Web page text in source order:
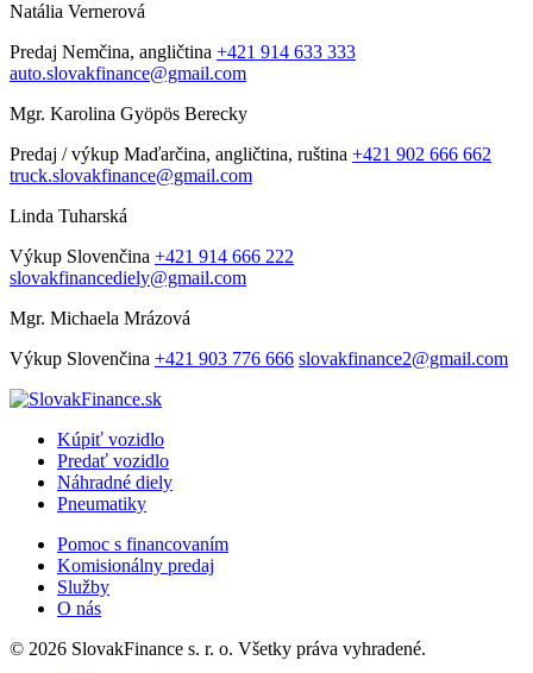
Natália Vernerová
Predaj Nemčina, angličtina +421 914 633 333
auto.slovakfinance@gmail.com
Mgr. Karolina Gyöpös Berecky
Predaj / výkup Maďarčina, angličtina, ruština +421 902 666 662
truck.slovakfinance@gmail.com
Linda Tuharská
Výkup Slovenčina +421 914 666 222
slovakfinancediely@gmail.com
Mgr. Michaela Mrázová
Výkup Slovenčina +421 903 776 666 slovakfinance2@gmail.com
Kúpiť vozidlo
Predať vozidlo
Náhradné diely
Pneumatiky
Pomoc s financovaním
Komisionálny predaj
Služby
O nás
© 2026 SlovakFinance s. r. o. Všetky práva vyhradené.